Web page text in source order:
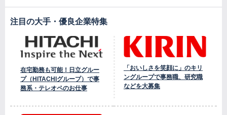
注目の大手・優良企業特集
在宅勤務も可能！日立グルー
プ（HITACHIグループ）で事
務系・テレオペのお仕事
「おいしさを笑顔に」のキリ
ングループで事務職、研究職
などを大募集